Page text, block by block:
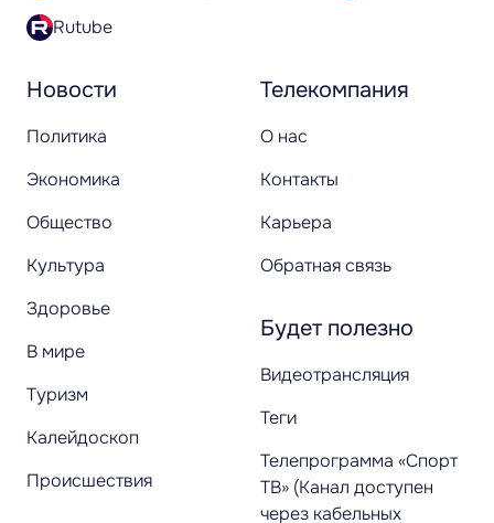
Новости
Политика
Экономика
Общество
Культура
Здоровье
В мире
Туризм
Калейдоскоп
Происшествия
Телекомпания
О нас
Контакты
Карьера
Обратная связь
Будет полезно
Видеотрансляция
Теги
Телепрограмма «Спорт
ТВ» (Канал доступен
через кабельных
Rutube